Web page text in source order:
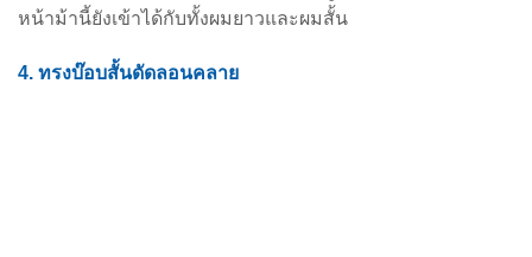
หน้าม้านี้ยังเข้าได้กับทั้งผมยาวและผมสั้น
4. ทรงบ๊อบสั้นดัดลอนคลาย